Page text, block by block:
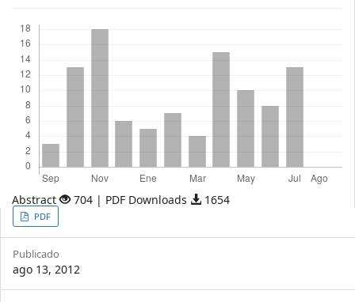
Abstract 704 | PDF Downloads 1654
Article
Sidebar
PDF
Publicado
ago 13, 2012